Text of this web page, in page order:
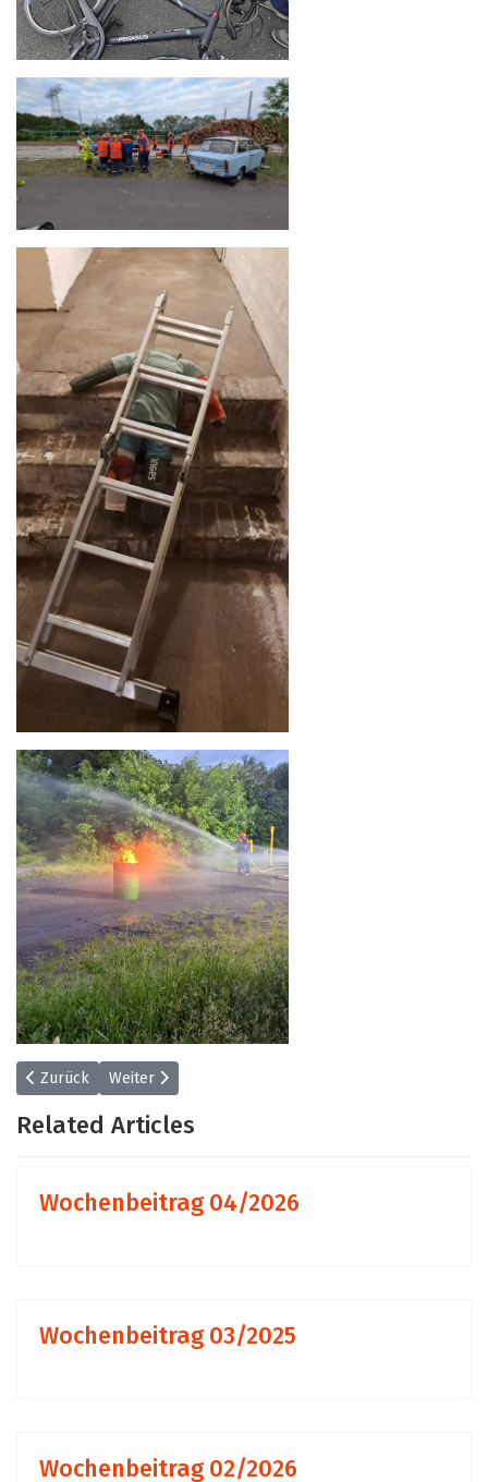
Vorheriger Beitrag: Wochenbeitrag 23/2026
Zurück Nächster Beitrag: Wochenbeitrag 21/2026
Weiter
Related Articles
Wochenbeitrag 04/2026
Wochenbeitrag 03/2025
Wochenbeitrag 02/2026